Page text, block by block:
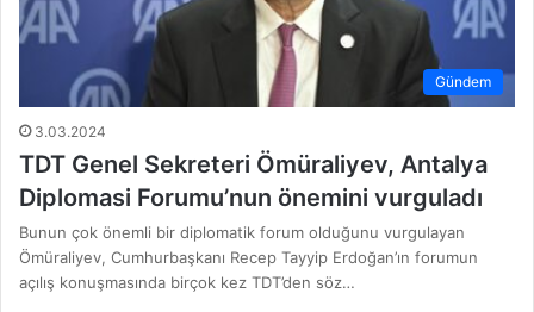
Gündem
3.03.2024
TDT Genel Sekreteri Ömüraliyev, Antalya
Diplomasi Forumu’nun önemini vurguladı
Bunun çok önemli bir diplomatik forum olduğunu vurgulayan
Ömüraliyev, Cumhurbaşkanı Recep Tayyip Erdoğan’ın forumun
açılış konuşmasında birçok kez TDT’den söz…